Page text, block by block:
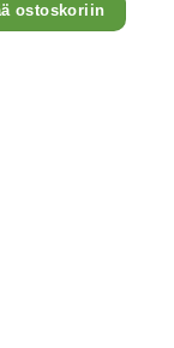
ostoskoriin